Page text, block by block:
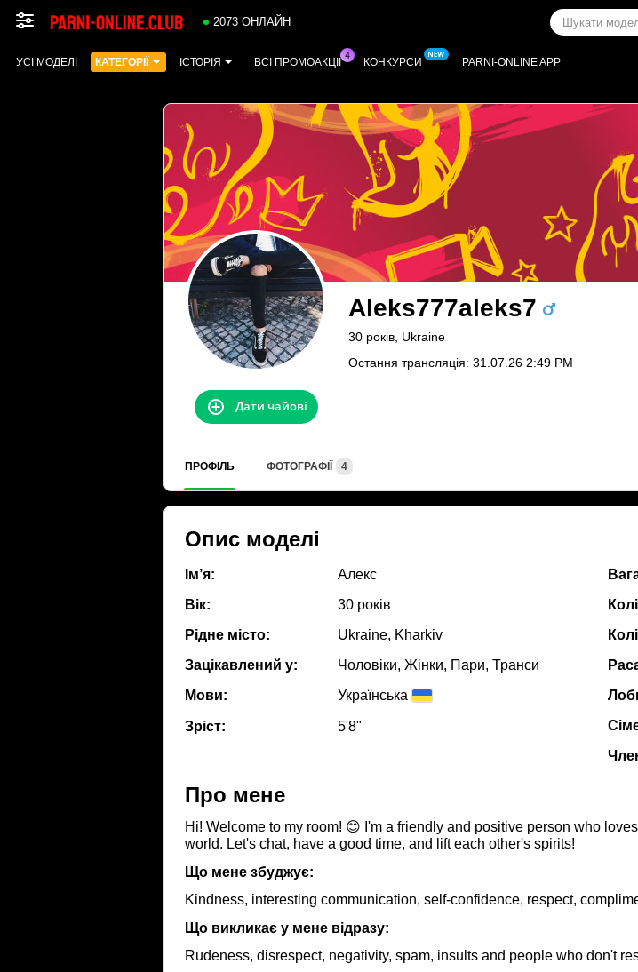
2073 ОНЛАЙН
УСІ МОДЕЛІ КАТЕГОРІЇ ІСТОРІЯ ВСІ ПРОМОАКЦІЇ КОНКУРСИ PARNI-ONLINE APP
Aleks777aleks7
30 років, Ukraine
Остання трансляція: 31.07.26 2:49 PM
Дати чайові
ПРОФІЛЬ ФОТОГРАФІЇ 4
Опис моделі
Ім’я:
Алекс
Вік:
30 років
Рідне місто:
Ukraine, Kharkiv
Зацікавлений у:
Чоловіки, Жiнки, Пари, Транси
Мови:
Українська
Зріст: 5'8"
Про мене
Hi! Welcome to my room! 😊 I'm a friendly and positive person who
world. Let's chat, have a good time, and lift each other's spirits!
Що мене збуджує:
Kindness, interesting communication, self-confidence, respect,
Що викликає у мене відразу:
Rudeness, disrespect, negativity, spam, insults and people who don't